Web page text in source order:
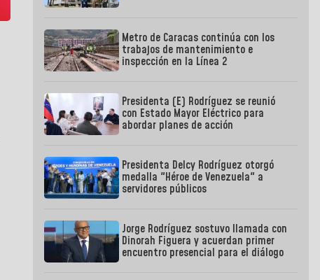
Metro de Caracas continúa con los
trabajos de mantenimiento e
inspección en la Línea 2
Presidenta (E) Rodríguez se reunió
con Estado Mayor Eléctrico para
abordar planes de acción
Presidenta Delcy Rodríguez otorgó
medalla "Héroe de Venezuela" a
servidores públicos
Jorge Rodríguez sostuvo llamada con
Dinorah Figuera y acuerdan primer
encuentro presencial para el diálogo